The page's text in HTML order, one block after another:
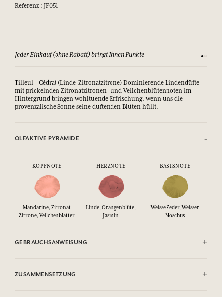
Referenz : JF051
Jeder Einkauf (ohne Rabatt) bringt Ihnen Punkte Sehen
Tilleul - Cédrat (Linde-Zitronatzitrone) Dominierende Lindendüfte
mit prickelnden Zitronatzitronen- und Veilchenblütennoten im
Hintergrund bringen wohltuende Erfrischung, wenn uns die
provenzalische Sonne seine duftenden Blüten hüllt.
OLFAKTIVE PYRAMIDE
KOPFNOTE HERZNOTE BASISNOTE
Mandarine, Zitronat
Zitrone, Veilchenblätter
Linde, Orangenblüte,
Jasmin
Weisse Zeder, Weisser
Moschus
GEBRAUCHSANWEISUNG
ZUSAMMENSETZUNG